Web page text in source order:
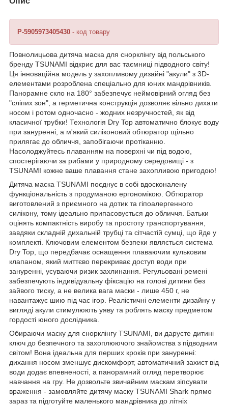
P-5905973405430 - код товару
Повнолицьова дитяча маска для снорклінгу від польського
бренду TSUNAMI відкриє для вас таємниці підводного світу!
Ця інноваційна модель у захопливому дизайні "акули" з 3D-
елементами розроблена спеціально для юних мандрівників.
Панорамне скло на 180° забезпечує неймовірний огляд без
"сліпих зон", а герметична конструкція дозволяє вільно дихати
носом і ротом одночасно - жодних незручностей, як від
класичної трубки! Технологія Dry Top автоматично блокує воду
при зануренні, а м'який силіконовий обтюратор щільно
прилягає до обличчя, запобігаючи протіканню.
Насолоджуйтесь плаванням на поверхні чи під водою,
спостерігаючи за рибами у природному середовищі - з
TSUNAMI кожне ваше плавання стане захопливою пригодою!
Дитяча маска TSUNAMI поєднує в собі вдосконалену
функціональність з продуманою ергономікою. Обтюратор
виготовлений з приємного на дотик та гіпоалергенного
силікону, тому ідеально припасовується до обличчя. Батьки
оцінять компактність виробу та простоту транспортування,
завдяки складній дихальній трубці та сітчастій сумці, що йде у
комплекті. Ключовим елементом безпеки являється система
Dry Top, що передбачає оснащення плаваючим кульковим
клапаном, який миттєво перекриває доступ води при
зануренні, усуваючи ризик захлинання. Регульовані ремені
забезпечують індивідуальну фіксацію на голові дитини без
зайвого тиску, а не велика вага маски - лише 450 г, не
навантажує шию під час ігор. Реалістичні елементи дизайну у
вигляді акули стимулюють уяву та роблять маску предметом
гордості юного дослідника.
Обираючи маску для снорклінгу TSUNAMI , ви даруєте дитині
ключ до безпечного та захоплюючого знайомства з підводним
світом! Вона ідеальна для перших кроків при зануренні:
дихання носом зменшує дискомфорт, автоматичний захист від
води додає впевненості, а панорамний огляд перетворює
навчання на гру. Не дозвольте звичайним маскам зіпсувати
враження - замовляйте дитячу маску TSUNAMI Shark прямо
зараз та підготуйте маленького мандрівника до літніх